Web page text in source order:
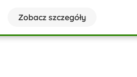
Zobacz szczegóły